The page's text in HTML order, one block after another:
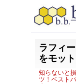
ラフィ
をモッ
知らないと
ツ！ベスト